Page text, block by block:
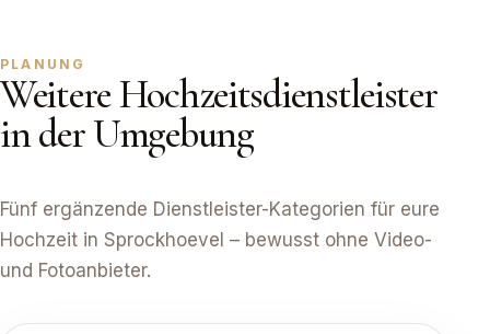
PLANUNG
Weitere Hochzeitsdienstleister
in der Umgebung
Fünf ergänzende Dienstleister-Kategorien für eure
Hochzeit in Sprockhoevel – bewusst ohne Video-
und Fotoanbieter.